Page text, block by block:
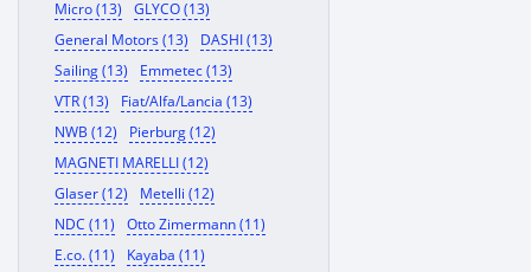
Micro (13)
GLYCO (13)
General Motors (13)
DASHI (13)
Sailing (13)
Emmetec (13)
VTR (13)
Fiat/Alfa/Lancia (13)
NWB (12)
Pierburg (12)
MAGNETI MARELLI (12)
Glaser (12)
Metelli (12)
NDC (11)
Otto Zimermann (11)
E.co. (11)
Kayaba (11)